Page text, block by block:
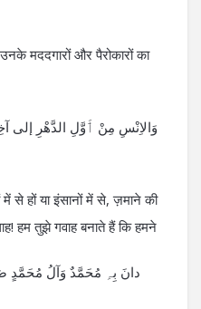
मददगारों और पैरोकारों का
وَالاِنْسِ مِنْ ٲَوَّلِ الدَّھْرِ إلی
में से हों या इंसानों में से, ज़माने की
तुझे गवाह बनाते हैं कि हमने
دانَ بِہِ مُحَمَّدٌ وَآلُ مُحَمَّدٍ